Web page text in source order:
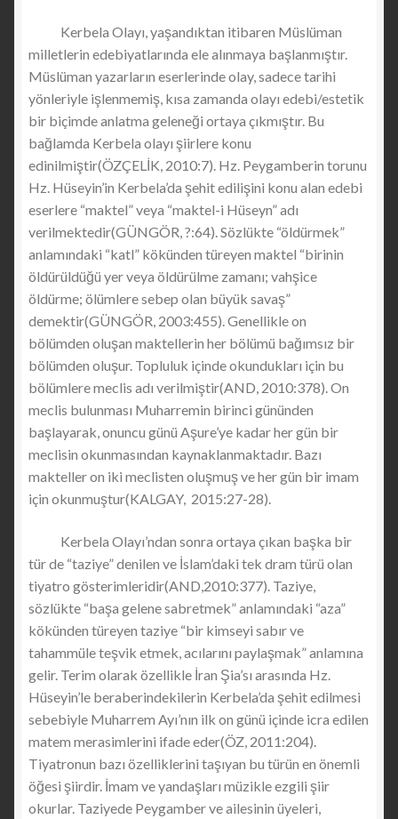
Kerbela Olayı, yaşandıktan itibaren Müslüman
milletlerin edebiyatlarında ele alınmaya başlanmıştır.
Müslüman yazarların eserlerinde olay, sadece tarihi
yönleriyle işlenmemiş, kısa zamanda olayı edebi/estetik
bir biçimde anlatma geleneği ortaya çıkmıştır. Bu
bağlamda Kerbela olayı şiirlere konu
edinilmiştir(ÖZÇELİK, 2010:7). Hz. Peygamberin torunu
Hz. Hüseyin’in Kerbela’da şehit edilişini konu alan edebi
eserlere “maktel” veya “maktel-i Hüseyn” adı
verilmektedir(GÜNGÖR, ?:64). Sözlükte “öldürmek”
anlamındaki “katl” kökünden türeyen maktel “birinin
öldürüldüğü yer veya öldürülme zamanı; vahşice
öldürme; ölümlere sebep olan büyük savaş”
demektir(GÜNGÖR, 2003:455). Genellikle on
bölümden oluşan maktellerin her bölümü bağımsız bir
bölümden oluşur. Topluluk içinde okundukları için bu
bölümlere meclis adı verilmiştir(AND, 2010:378). On
meclis bulunması Muharremin birinci gününden
başlayarak, onuncu günü Aşure’ye kadar her gün bir
meclisin okunmasından kaynaklanmaktadır. Bazı
makteller on iki meclisten oluşmuş ve her gün bir imam
için okunmuştur(KALGAY, 2015:27-28).
Kerbela Olayı’ndan sonra ortaya çıkan başka bir
tür de “taziye” denilen ve İslam’daki tek dram türü olan
tiyatro gösterimleridir(AND,2010:377). Taziye,
sözlükte “başa gelene sabretmek” anlamındaki “aza”
kökünden türeyen taziye “bir kimseyi sabır ve
tahammüle teşvik etmek, acılarını paylaşmak” anlamına
gelir. Terim olarak özellikle İran Şia’sı arasında Hz.
Hüseyin’le beraberindekilerin Kerbela’da şehit edilmesi
sebebiyle Muharrem Ayı’nın ilk on günü içinde icra edilen
matem merasimlerini ifade eder(ÖZ, 2011:204).
Tiyatronun bazı özelliklerini taşıyan bu türün en önemli
öğesi şiirdir. İmam ve yandaşları müzikle ezgili şiir
okurlar. Taziyede Peygamber ve ailesinin üyeleri,